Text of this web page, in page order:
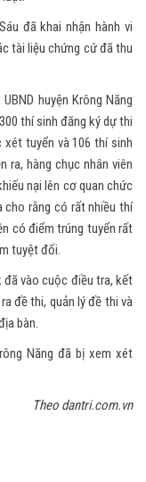
đã khai nhận hành vi
tài liệu chứng cứ đã thu
huyện Krông Năng
thí sinh đăng ký dự thi
tuyển và 106 thí sinh
ra, hàng chục nhân viên
nại lên cơ quan chức
cho rằng có rất nhiều thí
có điểm trúng tuyển rất
tuyệt đối.
đã vào cuộc điều tra, kết
đề thi, quản lý đề thi và
bàn.
Năng đã bị xem xét
Theo dantri.com.vn